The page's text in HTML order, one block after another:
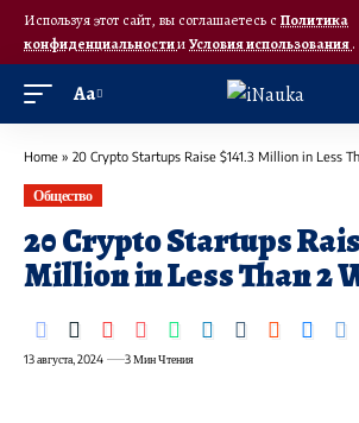
Используя этот сайт, вы соглашаетесь с Политика
конфиденциальностииУсловия использования.
Аа
Home » 20 Crypto Startups Raise $141.3 Million in Less
Общество
20 Crypto Startups
Million in Less Than 2
13 августа, 2024 3 Мин Чтения